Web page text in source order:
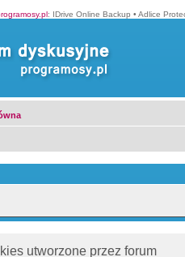
: IDrive Online Backup • Adlice
utworzone przez forum